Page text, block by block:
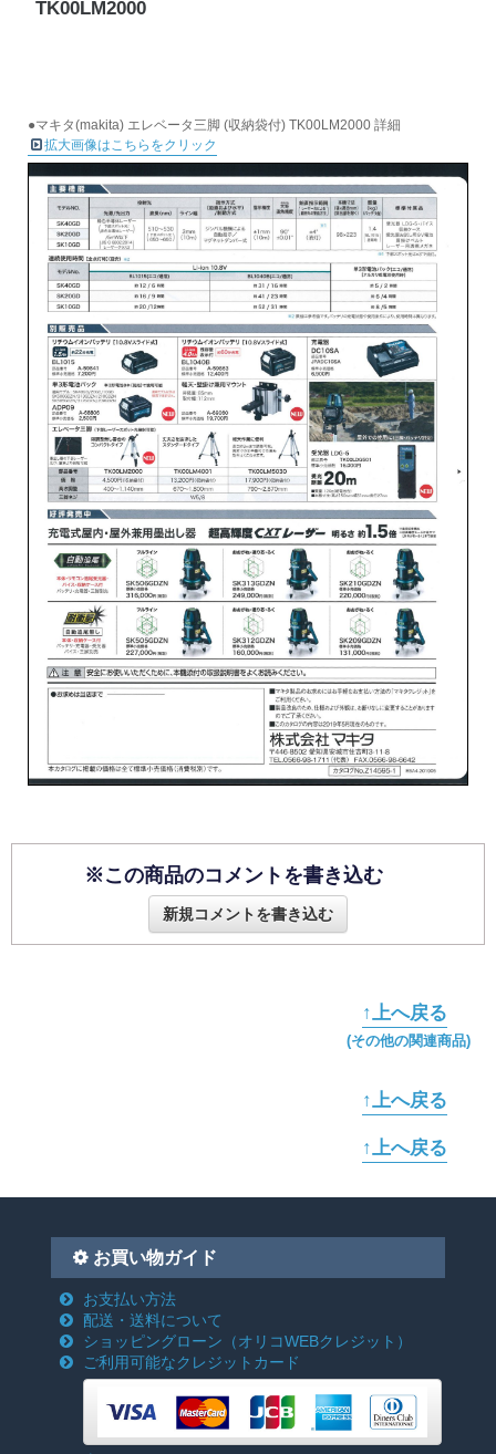
TK00LM2000
●マキタ(makita) エレベータ三脚 (収納袋付) TK00LM2000 詳細
拡大画像はこちらをクリック
※この商品のコメントを書き込む
新規コメントを書き込む
↑上へ戻る
(その他の関連商品)
↑上へ戻る
↑上へ戻る
お買い物ガイド
お支払い方法
配送・送料について
ショッピングローン （オリコWEBクレジット）
ご利用可能なクレジットカード